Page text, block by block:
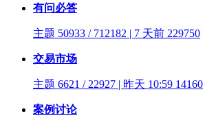
有问必答
主题 50933 / 712182 | 7 天前 229750
交易市场
主题 6621 / 22927 | 昨天 10:59 14160
案例讨论